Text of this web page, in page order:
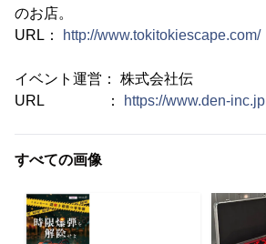
のお店。
URL：
http://www.tokitokiescape.com/
イベント運営： 株式会社伝
URL ：
https://www.den-inc.jp
すべての画像